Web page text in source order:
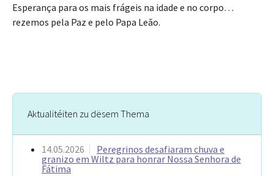
Esperança para os mais frágeis na idade e no corpo…
rezemos pela Paz e pelo Papa Leão.
Aktualitéiten zu dësem Thema
14.05.2026
Peregrinos desafiaram chuva e
granizo em Wiltz para honrar Nossa Senhora de
Fátima